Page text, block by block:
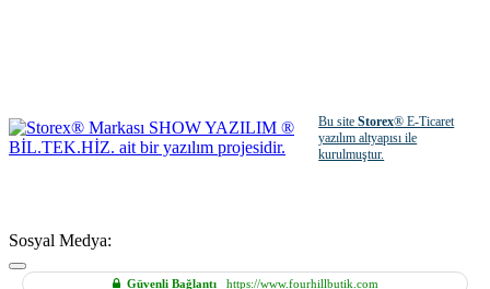
Bu siteStorex® E-Ticaret
yazılım altyapısı ile
kurulmuştur.
Sosyal Medya:
Güvenli Bağlantıhttps://www.fourhillbutik.com